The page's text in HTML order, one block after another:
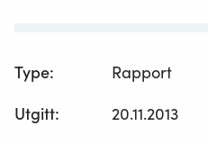
Type:
Rapport
Utgitt:
20.11.2013